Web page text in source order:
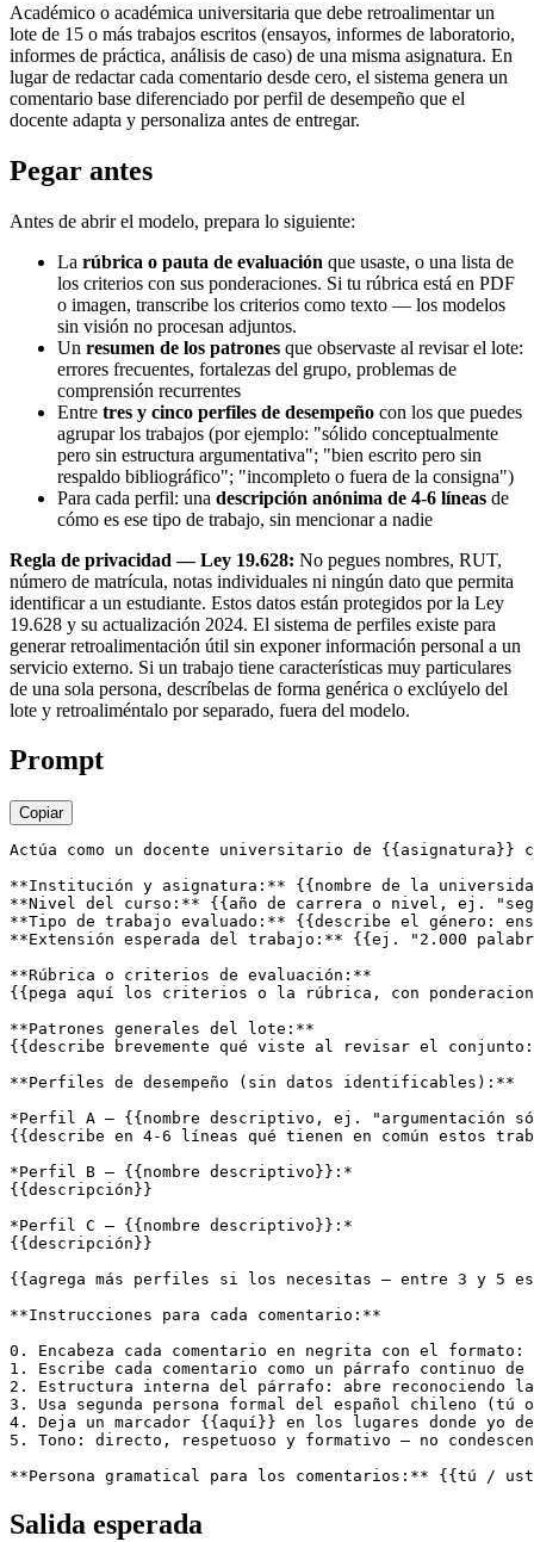
Académico o académica universitaria que debe retroalimentar un
lote de 15 o más trabajos escritos (ensayos, informes de laboratorio,
informes de práctica, análisis de caso) de una misma asignatura. En
lugar de redactar cada comentario desde cero, el sistema genera un
comentario base diferenciado por perfil de desempeño que el
docente adapta y personaliza antes de entregar.
Pegar antes
Antes de abrir el modelo, prepara lo siguiente:
La rúbrica o pauta de evaluación que usaste, o una lista de
los criterios con sus ponderaciones. Si tu rúbrica está en PDF
o imagen, transcribe los criterios como texto — los modelos
sin visión no procesan adjuntos.
Un resumen de los patrones que observaste al revisar el lote:
errores frecuentes, fortalezas del grupo, problemas de
comprensión recurrentes
Entre tres y cinco perfiles de desempeño con los que puedes
agrupar los trabajos (por ejemplo: "sólido conceptualmente
pero sin estructura argumentativa"; "bien escrito pero sin
respaldo bibliográfico"; "incompleto o fuera de la consigna")
Para cada perfil: una descripción anónima de 4-6 líneas de
cómo es ese tipo de trabajo, sin mencionar a nadie
Regla de privacidad — Ley 19.628: No pegues nombres, RUT,
número de matrícula, notas individuales ni ningún dato que permita
identificar a un estudiante. Estos datos están protegidos por la Ley
19.628 y su actualización 2024. El sistema de perfiles existe para
generar retroalimentación útil sin exponer información personal a un
servicio externo. Si un trabajo tiene características muy particulares
de una sola persona, descríbelas de forma genérica o exclúyelo del
lote y retroaliméntalo por separado, fuera del modelo.
Prompt
Copiar
Actúa como un docente universitario de {{asignatura}}
**Institución y asignatura:** {{nombre de la
**Nivel del curso:** {{año de carrera o nivel, ej.
**Tipo de trabajo evaluado:** {{describe el género:
**Extensión esperada del trabajo:** {{ej. "2.000
**Rúbrica o criterios de evaluación:**
{{pega aquí los criterios o la rúbrica, con
**Patrones generales del lote:**
{{describe brevemente qué viste al revisar el
**Perfiles de desempeño (sin datos identificables):**
*Perfil A — {{nombre descriptivo, ej. "argumentación
{{describe en 4-6 líneas qué tienen en común estos
*Perfil B — {{nombre descriptivo}}:*
{{descripción}}
*Perfil C — {{nombre descriptivo}}:*
{{descripción}}
{{agrega más perfiles si los necesitas — entre 3 y 5
**Instrucciones para cada comentario:**
0. Encabeza cada comentario en negrita con el
1. Escribe cada comentario como un párrafo continuo
2. Estructura interna del párrafo: abre reconociendo
3. Usa segunda persona formal del español chileno
4. Deja un marcador {{aquí}} en los lugares donde yo
5. Tono: directo, respetuoso y formativo — no
**Persona gramatical para los comentarios:** {{tú /
Salida esperada